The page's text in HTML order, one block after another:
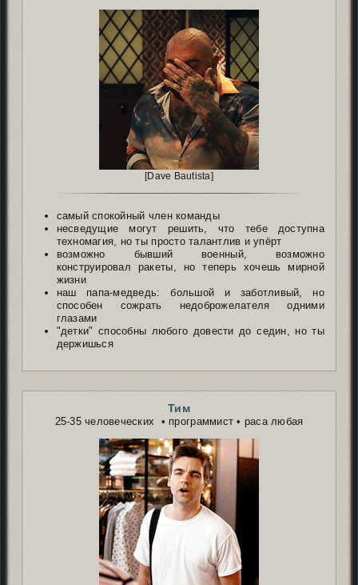
[Dave Bautista]
самый спокойный член команды
несведущие могут решить, что тебе доступна
техномагия, но ты просто талантлив и упёрт
возможно бывший военный, возможно
конструировал ракеты, но теперь хочешь мирной
жизни
наш папа-медведь: большой и заботливый, но
способен сожрать недоброжелателя одними
глазами
"детки" способны любого довести до седин, но ты
держишься
Тим
25-35 человеческих • программист • раса любая